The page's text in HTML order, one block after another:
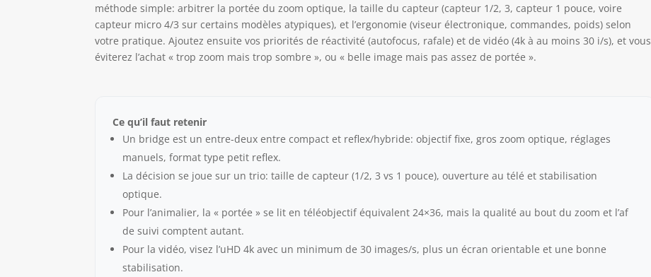
méthode simple: arbitrer la portée du zoom optique, la taille du capteur (capteur 1/2, 3, capteur 1 pouce, voire
capteur micro 4/3 sur certains modèles atypiques), et l’ergonomie (viseur électronique, commandes, poids) selon
votre pratique. Ajoutez ensuite vos priorités de réactivité (autofocus, rafale) et de vidéo (4k à au moins 30 i/s), et vous
éviterez l’achat « trop zoom mais trop sombre », ou « belle image mais pas assez de portée ».
Ce qu’il faut retenir
Un bridge est un entre-deux entre compact et reflex/hybride: objectif fixe, gros zoom optique, réglages
manuels, format type petit reflex.
La décision se joue sur un trio: taille de capteur (1/2, 3 vs 1 pouce), ouverture au télé et stabilisation
optique.
Pour l’animalier, la « portée » se lit en téléobjectif équivalent 24×36, mais la qualité au bout du zoom et l’af
de suivi comptent autant.
Pour la vidéo, visez l’uHD 4k avec un minimum de 30 images/s, plus un écran orientable et une bonne
stabilisation.